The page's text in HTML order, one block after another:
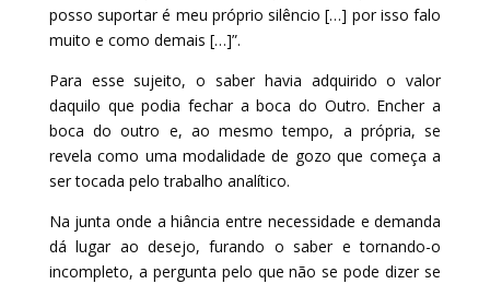
posso suportar é meu próprio silêncio […] por isso falo
muito e como demais […]”.
Para esse sujeito, o saber havia adquirido o valor
daquilo que podia fechar a boca do Outro. Encher a
boca do outro e, ao mesmo tempo, a própria, se
revela como uma modalidade de gozo que começa a
ser tocada pelo trabalho analítico.
Na junta onde a hiância entre necessidade e demanda
dá lugar ao desejo, furando o saber e tornando-o
incompleto, a pergunta pelo que não se pode dizer se